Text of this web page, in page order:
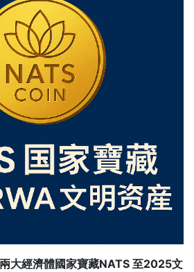
大經濟體國家寶藏NATS 至2025文